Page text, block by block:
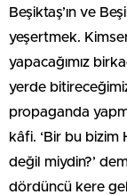
Beşiktaş’ın ve
yeşertmek.
yapacağımız
yerde
propaganda
kâfi. ‘Bir bu bizim
değil miydin?’
dördüncü kere